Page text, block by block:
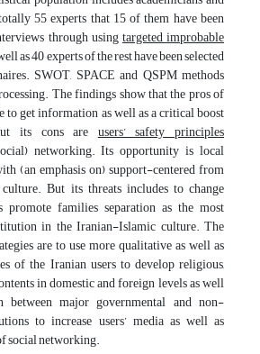
55 experts that 15 of them have been
through usingtargeted improbable
as 40 experts of the rest have been selected
SWOT, SPACE and QSPM methods
The findings show that the pros of
to get information as well as a critical boost
its cons areusers’ safety principles
networking. Its opportunity is local
(an emphasis on) support-centered from
But its threats includes to change
families separation as the most
in the Iranian-Islamic culture. The
are to use more qualitative as well as
of the Iranian users to develop religious,
in domestic and foreign levels as well
between major governmental and non-
to increase users’ media as well as
social networking.